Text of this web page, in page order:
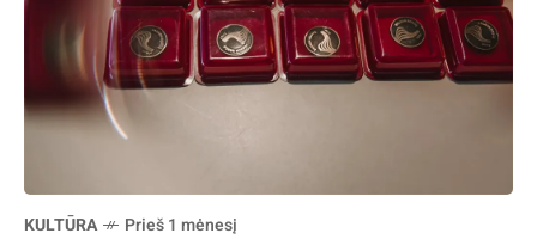
KULTŪRA Prieš 1 mėnesį